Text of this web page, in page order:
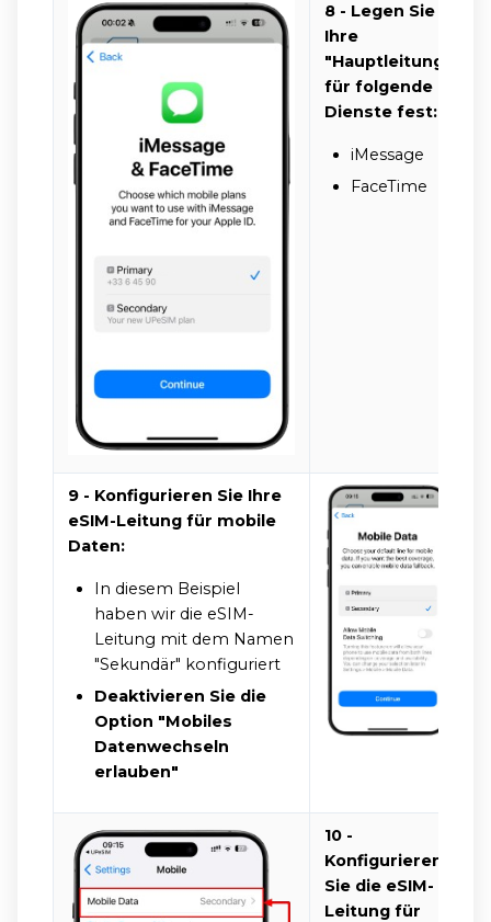
8 - Legen Sie
Ihre
"Hauptleitung"
für folgende
Dienste fest:
iMessage
FaceTime
9 - Konfigurieren Sie Ihre
eSIM-Leitung für mobile
Daten:
In diesem Beispiel
haben wir die eSIM-
Leitung mit dem Namen
"Sekundär" konfiguriert
Deaktivieren Sie die
Option "Mobiles
Datenwechseln
erlauben"
10 -
Konfigurieren
Sie die eSIM-
Leitung für